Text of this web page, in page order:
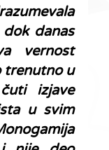
danas
vernost
trenutno u
izjave
u svim